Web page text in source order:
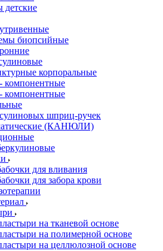
детские
биопсийные
корпоральные
шприц-ручек
(КАНЮЛИ)
для вливания
для забора крови
на тканевой основе
на полимерной основе
на целлюлозной основе